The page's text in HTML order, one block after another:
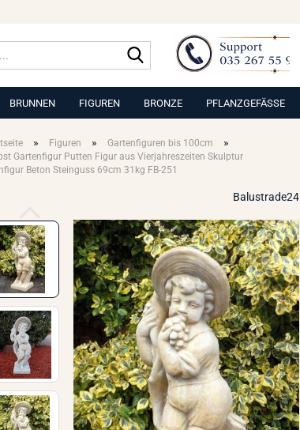
Suche...
BRUNNEN FIGUREN BRONZE PFLANZGEFÄSSE
» Figuren » Gartenfiguren bis 100cm »
Gartenfigur Putten Figur aus Vierjahreszeiten Skulptur
Beton Steinguss 69cm 31kg FB-251
Balustrade24